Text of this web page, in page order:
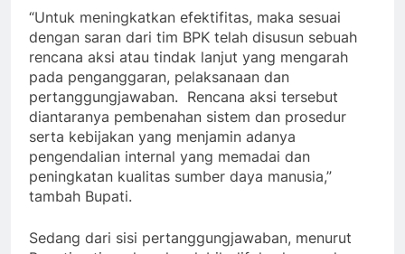
“Untuk meningkatkan efektifitas, maka sesuai
dengan saran dari tim BPK telah disusun sebuah
rencana aksi atau tindak lanjut yang mengarah
pada penganggaran, pelaksanaan dan
pertanggungjawaban. Rencana aksi tersebut
diantaranya pembenahan sistem dan prosedur
serta kebijakan yang menjamin adanya
pengendalian internal yang memadai dan
peningkatan kualitas sumber daya manusia,”
tambah Bupati.
Sedang dari sisi pertanggungjawaban, menurut